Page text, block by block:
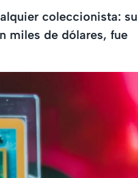
coleccionista: su
miles de dólares, fue